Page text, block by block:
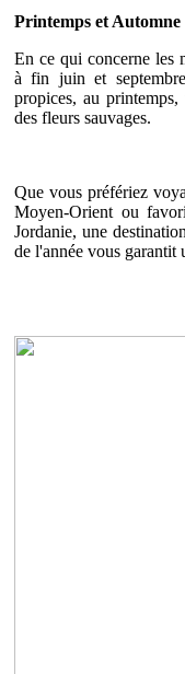
Printemps et Automne
En ce qui concerne les
à fin juin et
propices, au
des fleurs sauvages.
Que vous préfériez
Moyen-Orient ou
Jordanie, une
de l'année vous garantit